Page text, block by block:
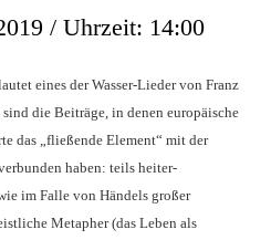
/ Uhrzeit: 14:00
eines der Wasser-Lieder von Franz
die Beiträge, in denen europäische
das „fließende Element“ mit der
haben: teils heiter-
im Falle von Händels großer
Metapher (das Leben als